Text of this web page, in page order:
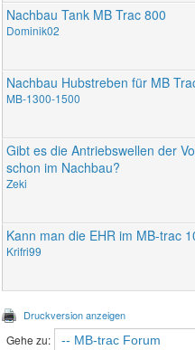
Nachbau Tank MB Trac 800
Dominik02
Nachbau Hubstreben für MB
MB-1300-1500
Gibt es die Antriebswellen der
schon im Nachbau?
Zeki
Kann man die EHR im MB-trac
Krifri99
Druckversion anzeigen
Gehe zu: